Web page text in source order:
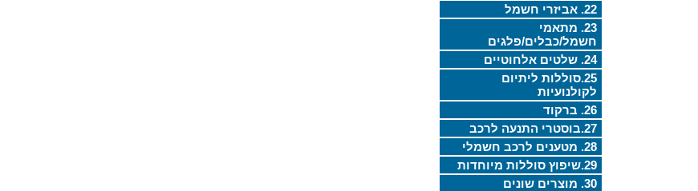
22. אביזרי חשמל
23. מתאמי
חשמל/כבלים/פלגים
24. שלטים אלחוטיים
25.סוללות ליתיום
לקולנועיות
26. ברקוד
27.בוסטרי התנעה לרכב
28. מטענים לרכב חשמלי
29.שיפוץ סוללות מיוחדות
30. מוצרים שונים